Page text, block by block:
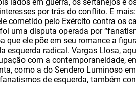
por trás do conflito. E
cometido pelo Exército contra os
uma disputa operada por
que ele põe em seu romance a
esquerda radical. Vargas Llosa,
com a contemporaneidade,
como a do Sendero Luminoso
de esquerda, também